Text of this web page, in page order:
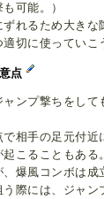
可能。）
れるため大き
切に使っていこ
点
ンプ撃ちをし
で相手の足元付
こることもある。
爆風コンボは成
際には、ジャン